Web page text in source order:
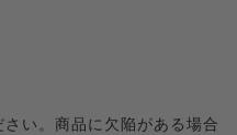
い。商品に欠陥がある場合